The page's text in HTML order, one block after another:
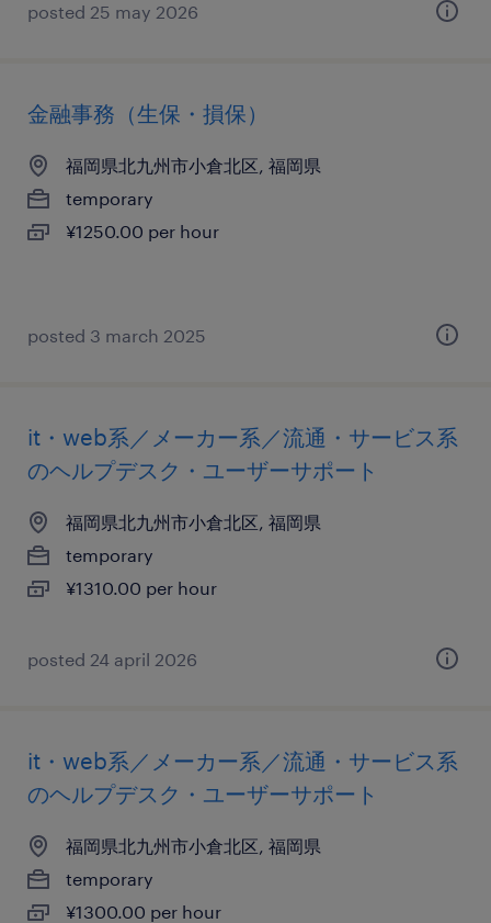
posted 25 may 2026
金融事務（生保・損保）
福岡県北九州市小倉北区, 福岡県
temporary
¥1250.00 per hour
posted 3 march 2025
it・web系／メーカー系／流通・サービス系
のヘルプデスク・ユーザーサポート
福岡県北九州市小倉北区, 福岡県
temporary
¥1310.00 per hour
posted 24 april 2026
it・web系／メーカー系／流通・サービス系
のヘルプデスク・ユーザーサポート
福岡県北九州市小倉北区, 福岡県
temporary
¥1300.00 per hour